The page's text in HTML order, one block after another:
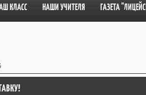
КЛАСС НАШИ УЧИТЕЛЯ ГАЗЕТА